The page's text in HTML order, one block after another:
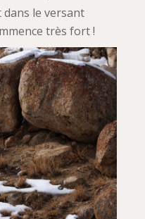
le versant
très fort !